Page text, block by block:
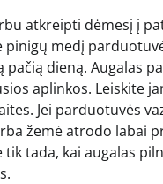
atkreipti dėmesį į
pinigų medį
pačią dieną. Augalas
aplinkos. Leiskite
Jei parduotuvės
žemė atrodo labai
tada, kai augalas